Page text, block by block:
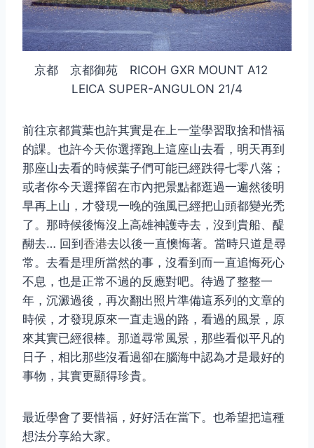
京都 京都御苑 RICOH GXR MOUNT A12
LEICA SUPER-ANGULON 21/4
前往京都賞葉也許其實是在上一堂學習取捨和惜福
的課。也許今天你選擇跑上這座山去看，明天再到
那座山去看的時候葉子們可能已經跌得七零八落；
或者你今天選擇留在市內把景點都逛過一遍然後明
早再上山，才發現一晚的強風已經把山頭都變光禿
了。那時候後悔沒上高雄神護寺去，沒到貴船、醍
醐去… 回到香港去以後一直懊悔著。當時只道是尋
常。去看是理所當然的事，沒看到而一直追悔死心
不息，也是正常不過的反應對吧。待過了整整一
年，沉澱過後，再次翻出照片準備這系列的文章的
時候，才發現原來一直走過的路，看過的風景，原
來其實已經很棒。那道尋常風景，那些看似平凡的
日子，相比那些沒看過卻在腦海中認為才是最好的
事物，其實更顯得珍貴。
最近學會了要惜福，好好活在當下。也希望把這種
想法分享給大家。